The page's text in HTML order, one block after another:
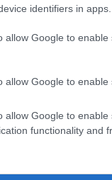
identifiers in apps.
allow Google to
allow Google to
allow Google to
functionality and
di
adatto a
canestro che